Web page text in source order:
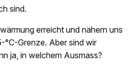
sind.
erreicht und nähern uns
°C-Grenze. Aber sind wir
ja, in welchem Ausmass?